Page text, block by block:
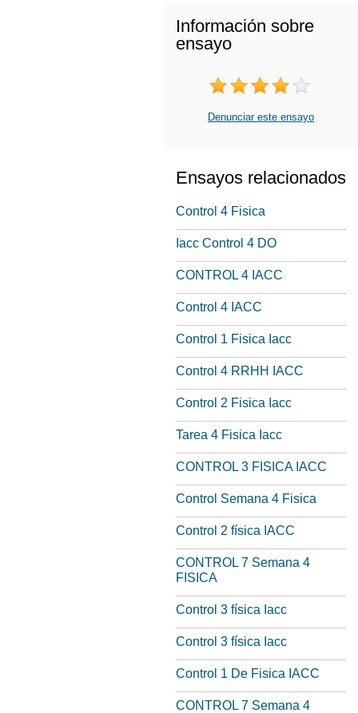
Información sobre
ensayo
Denunciar este ensayo
Ensayos relacionados
Control 4 Fisica
Iacc Control 4 DO
CONTROL 4 IACC
Control 4 IACC
Control 1 Fisica Iacc
Control 4 RRHH IACC
Control 2 Fisica Iacc
Tarea 4 Fisica Iacc
CONTROL 3 FISICA IACC
Control Semana 4 Fisica
Control 2 física IACC
CONTROL 7 Semana 4
FISICA
Control 3 física Iacc
Control 3 física Iacc
Control 1 De Fisica IACC
CONTROL 7 Semana 4